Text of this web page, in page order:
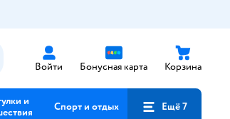
Войти Бонусная карта Корзина
и
Спорт и отдых Ещё 7